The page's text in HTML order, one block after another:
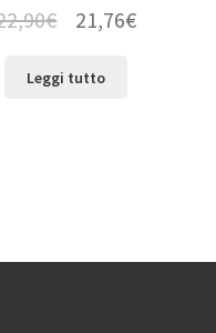
€ 21,76€
Leggi tutto